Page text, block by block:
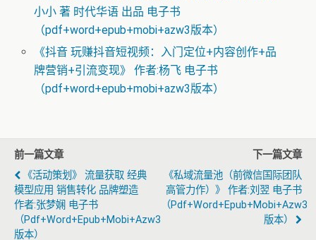
小小 著 时代华语 出品 电子书
（pdf+word+epub+mobi+azw3版本）
《抖音 玩赚抖音短视频：入门定位+内容创作+品
牌营销+引流变现》 作者:杨飞 电子书
（pdf+word+epub+mobi+azw3版本）
前一篇文章
《活动策划》 流量获取 经典
模型应用 销售转化 品牌塑造
作者:张梦娴 电子书
（pdf+word+epub+mobi+azw3
版本）
下一篇文章
《私域流量池（前微信国际团队
高管力作）》 作者:刘翌 电子书
（pdf+word+epub+mobi+azw3
版本）